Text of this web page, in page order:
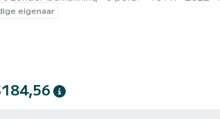
Koeltas Strandparasol Ondersteunende
eigenaar